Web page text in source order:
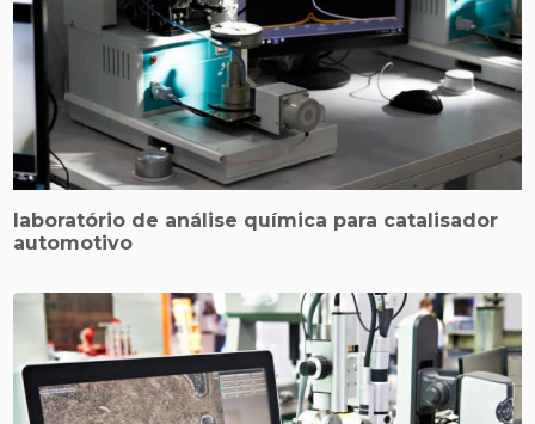
laboratório de análise química para catalisador
automotivo